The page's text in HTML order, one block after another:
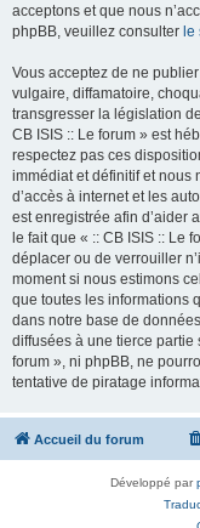
acceptons et que nous
phpBB, veuillez consulter
Vous acceptez de ne
vulgaire, diffamatoire,
transgresser la législation
CB ISIS :: Le forum » est
respectez pas ces
immédiat et définitif et nous
d’accès à internet et les
est enregistrée afin d’aider
le fait que « :: CB ISIS :: Le
déplacer ou de verrouiller
moment si nous estimons
que toutes les informations
dans notre base de
diffusées à une tierce partie
forum », ni phpBB, ne
tentative de piratage
Accueil du forum
Développé par